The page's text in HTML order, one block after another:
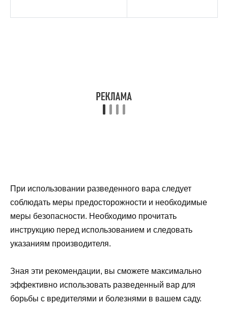
При использовании разведенного вара следует
соблюдать меры предосторожности и необходимые
меры безопасности. Необходимо прочитать
инструкцию перед использованием и следовать
указаниям производителя.
Зная эти рекомендации, вы сможете максимально
эффективно использовать разведенный вар для
борьбы с вредителями и болезнями в вашем саду.